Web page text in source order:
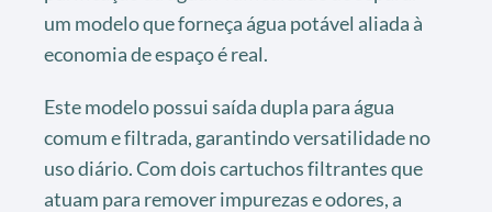
um modelo que forneça água potável aliada à
economia de espaço é real.
Este modelo possui saída dupla para água
comum e filtrada, garantindo versatilidade no
uso diário. Com dois cartuchos filtrantes que
atuam para remover impurezas e odores, a